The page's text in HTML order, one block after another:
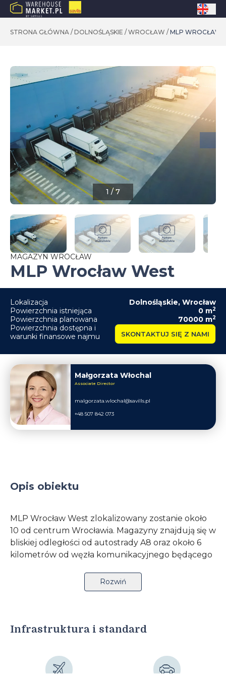
STRONA GŁÓWNA / DOLNOŚLĄSKIE / WROCŁAW / MLP WROCŁAW
1 /7
MAGAZYN WROCŁAW
MLP Wrocław West
Lokalizacja Dolnośląskie, Wrocław
Powierzchnia istniejąca
0 m2
Powierzchnia planowana 70000 m2
Powierzchnia dostępna i
warunki finansowe najmu
SKONTAKTUJ SIĘ Z NAMI
Małgorzata Włochal
Associate Director
malgorzata.wlochal@savills.pl
+48 507 842 073
Opis obiektu
MLP Wrocław West zlokalizowany zostanie około
10 od centrum Wrocławia. Magazyny znajdują się w
bliskiej odległości od autostrady A8 oraz około 6
kilometrów od węzła komunikacyjnego będącego
obiektu wpływa również położenie 10 kilometrów
od portu lotniczego Wrocław – Starachowice oraz
łącznej powierzchni ok. 70 000 metrów
ciężarowych. W standardzie dewelopera
uwzględnione jest ogrzewanie gazowe,
Rozwiń
Infrastruktura i standard